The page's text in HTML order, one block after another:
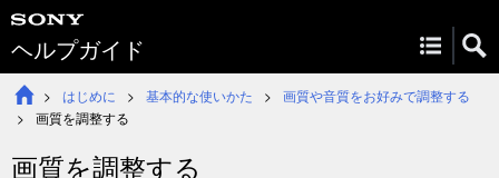
ヘルプガイド
はじめに 基本的な使いかた
画質や音質をお好みで調整する
画質を調整する
画質を調整する